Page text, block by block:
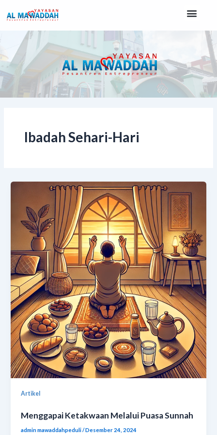
konten
Ibadah Sehari-Hari
Artikel
Menggapai Ketakwaan Melalui Puasa Sunnah
admin mawaddahpeduli/Desember 24, 2024